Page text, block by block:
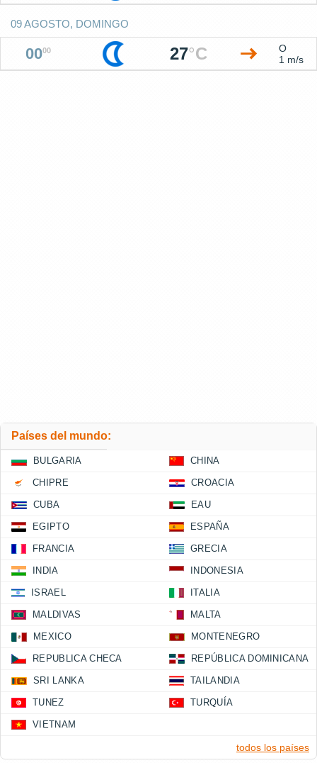
09 AGOSTO, DOMINGO
0000 27°C
O
1 m/s
Países del mundo:
BULGARIA CHINA
CHIPRE CROACIA
CUBA EAU
EGIPTO ESPAÑA
FRANCIA GRECIA
INDIA INDONESIA
ISRAEL ITALIA
MALDIVAS MALTA
MEXICO MONTENEGRO
REPUBLICA CHECA REPÚBLICA DOMINICANA
SRI LANKA TAILANDIA
TUNEZ TURQUÍA
VIETNAM
todos los países